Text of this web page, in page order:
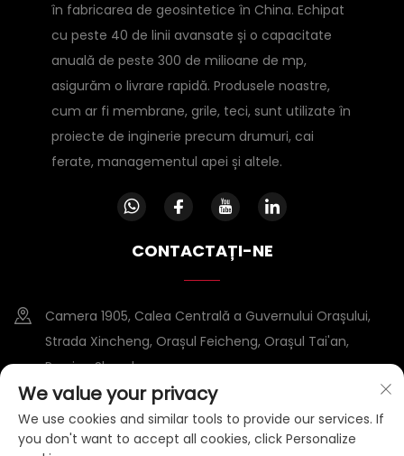
în fabricarea de geosintetice în China. Echipat
cu peste 40 de linii avansate și o capacitate
anuală de peste 300 de milioane de mp,
asigurăm o livrare rapidă. Produsele noastre,
cum ar fi membrane, grile, teci, sunt utilizate în
proiecte de inginerie precum drumuri, cai
ferate, managementul apei și altele.
CONTACTAȚI-NE
Camera 1905, Calea Centrală a Guvernului Orașului,
Strada Xincheng, Orașul Feicheng, Orașul Tai'an,
Provina Shandong
+86-15953807388
[email protected]
We value your privacy
We use cookies and similar tools to provide our services. If
you don't want to accept all cookies, click Personalize